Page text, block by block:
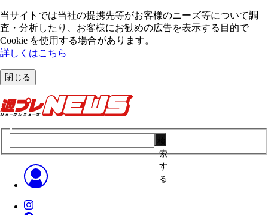
当サイトでは当社の提携先等がお客様のニーズ等について調
査・分析したり、お客様にお勧めの広告を表⽰する⽬的で
Cookie を使⽤する場合があります。
詳しくはこちら
閉じる
索
す
る